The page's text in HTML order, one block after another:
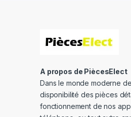
A propos de PiècesElect
Dans le monde moderne
disponibilité des pièces
fonctionnement de nos